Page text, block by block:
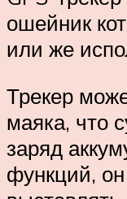
ошейник
или же
Трекер
маяка, что
заряд
функций,